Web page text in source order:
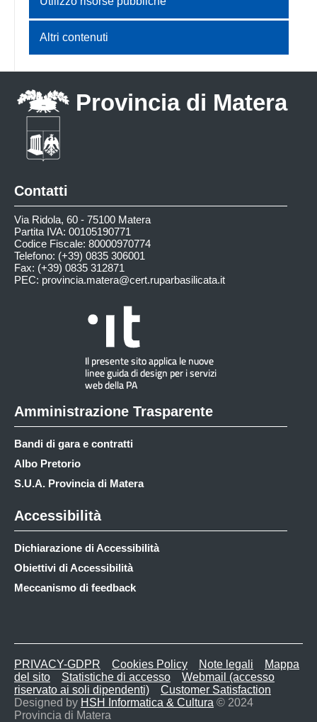
Altri contenuti
Provincia di Matera
Contatti
Via Ridola, 60 - 75100 Matera
Partita IVA: 00105190771
Codice Fiscale: 80000970774
Telefono: (+39) 0835 306001
Fax: (+39) 0835 312871
PEC: provincia.matera@cert.ruparbasilicata.it
Amministrazione Trasparente
Bandi di gara e contratti
Albo Pretorio
S.U.A. Provincia di Matera
Accessibilità
Dichiarazione di Accessibilità
Obiettivi di Accessibilità
Meccanismo di feedback
PRIVACY-GDPR Cookies Policy Note legali
Mappa
del sito
Statistiche di accesso
Webmail (accesso
riservato ai soli dipendenti)
Customer Satisfaction
Designed by HSH Informatica & Cultura © 2024
Provincia di Matera